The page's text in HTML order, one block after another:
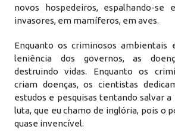
novos hospedeiros, espalhando-se
invasores, em mamíferos, em aves.
Enquanto os criminosos ambientais
leniência dos governos, as
destruindo vidas. Enquanto os
criam doenças, os cientistas
estudos e pesquisas tentando salvar a
luta, que eu chamo de inglória, pois o
quase invencível.